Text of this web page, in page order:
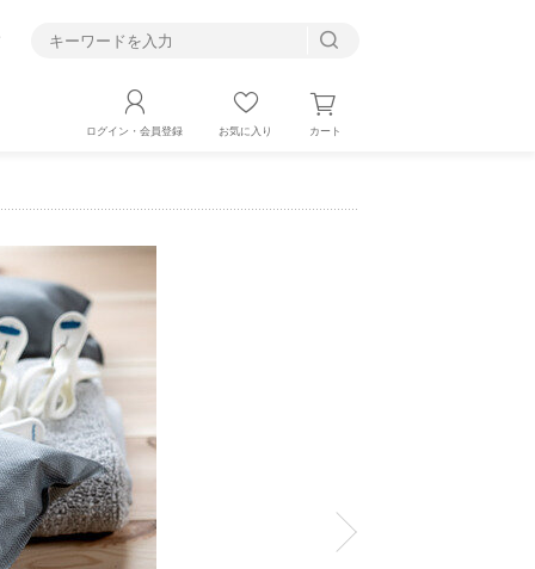
ログイン・会員登録 お気に入り カート